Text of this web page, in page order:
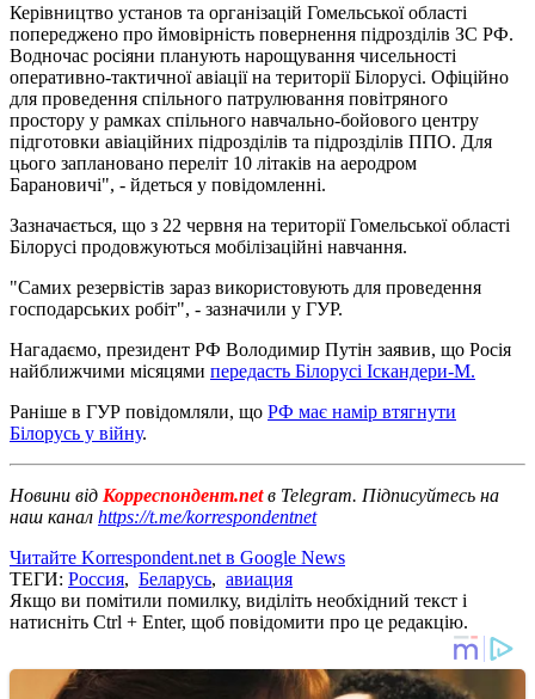
Керівництво установ та організацій Гомельської області
попереджено про ймовірність повернення підрозділів ЗС РФ.
Водночас росіяни планують нарощування чисельності
оперативно-тактичної авіації на території Білорусі. Офіційно
для проведення спільного патрулювання повітряного
простору у рамках спільного навчально-бойового центру
підготовки авіаційних підрозділів та підрозділів ППО. Для
цього заплановано переліт 10 літаків на аеродром
Барановичі", - йдеться у повідомленні.
Зазначається, що з 22 червня на території Гомельської області
Білорусі продовжуються мобілізаційні навчання.
"Самих резервістів зараз використовують для проведення
господарських робіт", - зазначили у ГУР.
Нагадаємо, президент РФ Володимир Путін заявив, що Росія
найближчими місяцями передасть Білорусі Іскандери-М.
Раніше в ГУР повідомляли, що РФ має намір втягнути
Білорусь у війну.
Новини від Корреспондент.netв Telegram. Підписуйтесь на
наш канал https://t.me/korrespondentnet
Читайте Korrespondent.net в Google News
ТЕГИ: Россия, Беларусь, авиация
Якщо ви помітили помилку, виділіть необхідний текст і
натисніть Ctrl + Enter, щоб повідомити про це редакцію.